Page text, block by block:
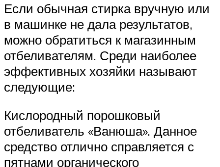
Если обычная стирка вручную или
в машинке не дала результатов,
можно обратиться к магазинным
отбеливателям. Среди наиболее
эффективных хозяйки называют
следующие:
Кислородный порошковый
отбеливатель «Ванюша». Данное
средство отлично справляется с
пятнами органического